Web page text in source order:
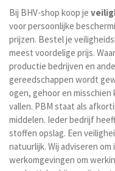
Bij BHV-shop koop je
voor persoonlijke
prijzen. Bestel je
meest voordelige prijs.
productie bedrijven en
gereedschappen wordt
ogen, gehoor en
vallen. PBM staat als
middelen. Ieder bedrijf
stoffen opslag. Een
natuurlijk. Wij adviseren
werkomgevingen om